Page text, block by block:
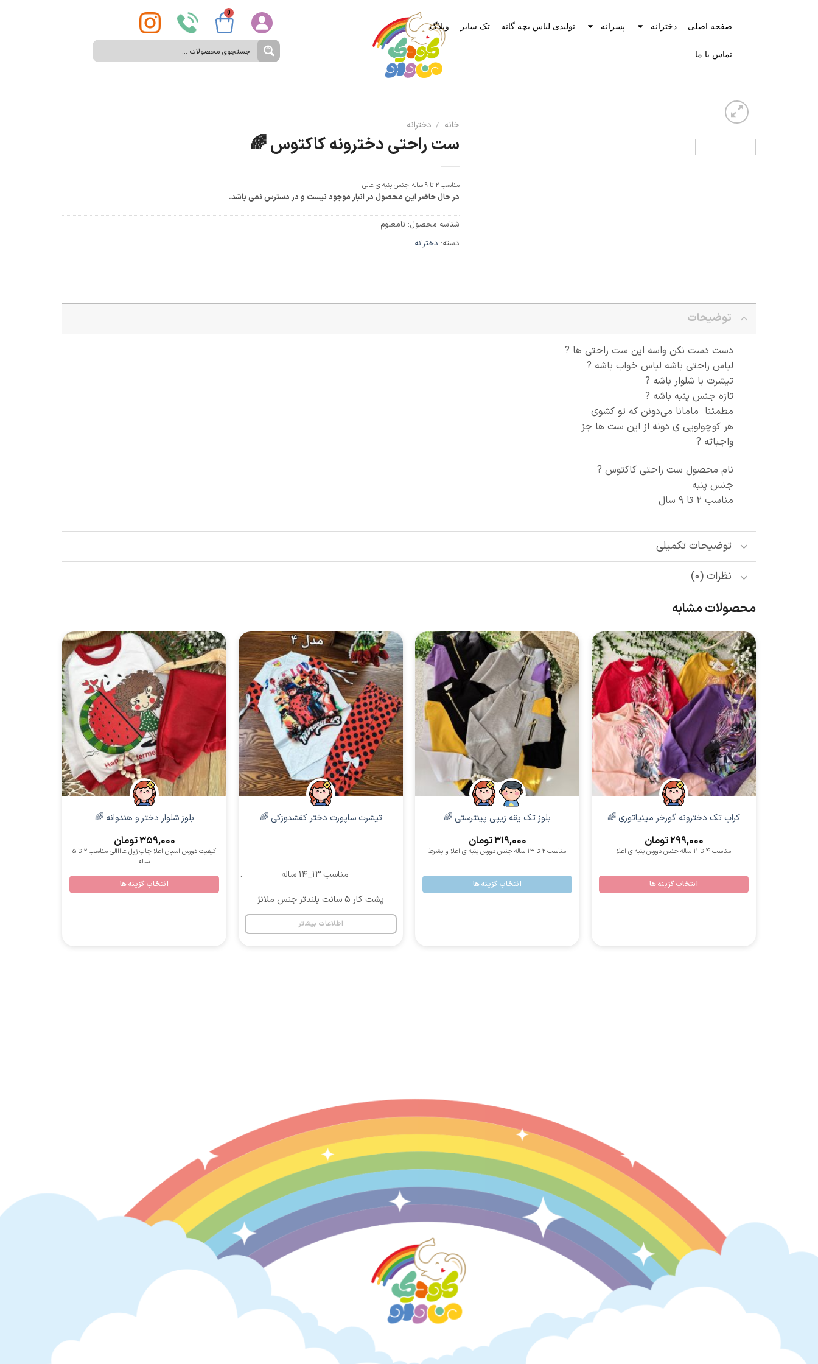
صفحه اصلی دخترانه پسرانه تولیدی لباس بچه گانه تک سایز وبلاگ
تماس با ما
0
خانه / دخترانه
ست راحتی دخترونه کاکتوس 🌈
مناسب 2 تا 9 ساله جنس پنبه ی عالی
در حال حاضر این محصول در انبار موجود نیست و در دسترس نمی باشد.
شناسه محصول: نامعلوم
دسته: دخترانه
توضیحات
دست دست نکن واسه این ست راحتی ها ?
لباس راحتی باشه لباس خواب باشه ?
تیشرت با شلوار باشه ?
تازه جنس پنبه باشه ?
مطمئنا مامانا می‌دونن که تو کشوی
هر کوچولویی ی دونه از این ست ها جز
واجباته ?
نام محصول ست راحتی کاکتوس ?
جنس پنبه
مناسب ۲ تا ۹ سال
توضیحات تکمیلی
نظرات (0)
محصولات مشابه
دخترانه
کراپ تک دخترونه گورخر مینیاتوری 🌈
299,000تومان
مناسب 4 تا 11 ساله جنس دورس پنبه ی اعلا
انتخاب گزینه ها
پسرانه
بلوز تک یقه زیپی پینترستی 🌈
319,000تومان
مناسب 2 تا 13 ساله جنس دورس پنبه ی اعلا و بشرط
انتخاب گزینه ها
دخترانه
تیشرت ساپورت دختر کفشدوزکی 🌈
مناسب 13_14 ساله
پشت کار 5 سانت بلندتر جنس ملانژ
اطلاعات بیشتر
دخترانه
بلوز شلوار دختر و هندوانه 🌈
359,000تومان
کیفیت دورس اسپان اعلا چاپ زول عاااالی مناسب 2 تا 5
ساله
انتخاب گزینه ها